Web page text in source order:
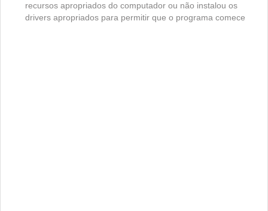
recursos apropriados do computador ou não instalou os
drivers apropriados para permitir que o programa comece